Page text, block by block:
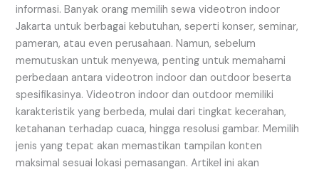
informasi. Banyak orang memilih sewa videotron indoor
Jakarta untuk berbagai kebutuhan, seperti konser, seminar,
pameran, atau even perusahaan. Namun, sebelum
memutuskan untuk menyewa, penting untuk memahami
perbedaan antara videotron indoor dan outdoor beserta
spesifikasinya. Videotron indoor dan outdoor memiliki
karakteristik yang berbeda, mulai dari tingkat kecerahan,
ketahanan terhadap cuaca, hingga resolusi gambar. Memilih
jenis yang tepat akan memastikan tampilan konten
maksimal sesuai lokasi pemasangan. Artikel ini akan